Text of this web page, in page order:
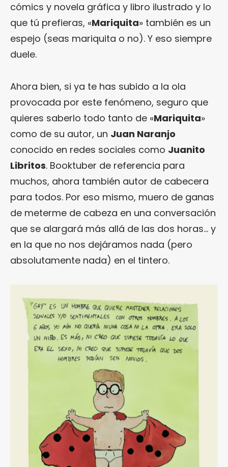
cómics y novela gráfica y libro ilustrado y lo
que tú prefieras, «Mariquita» también es un
espejo (seas mariquita o no). Y eso siempre
duele.
Ahora bien, si ya te has subido a la ola
provocada por este fenómeno, seguro que
quieres saberlo todo tanto de «Mariquita»
como de su autor, un Juan Naranjo
conocido en redes sociales como Juanito
Libritos. Booktuber de referencia para
muchos, ahora también autor de cabecera
para todos. Por eso mismo, muero de ganas
de meterme de cabeza en una conversación
que se alargará más allá de las dos horas… y
en la que no nos dejáramos nada (pero
absolutamente nada) en el tintero.